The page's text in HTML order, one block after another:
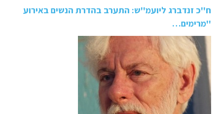
ח''כ זנדברג ליועמ''ש: התערב בהדרת הנשים באירוע
''מרימים…